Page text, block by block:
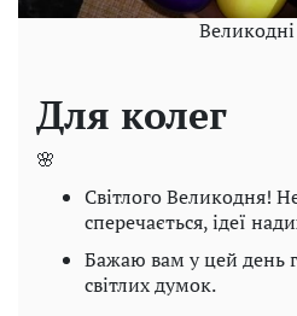
Для колег
🌸
Світлого Великодня!
сперечається, ідеї
Бажаю вам у цей день
світлих думок.